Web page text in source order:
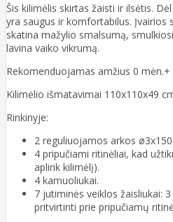
Šis kilimėlis skirtas žaisti ir ilsėtis.
yra saugus ir komfortabilus. Įvairios
skatina mažylio smalsumą,
lavina vaiko vikrumą.
Rekomenduojamas amžius 0 mėn.+
Kilimėlio išmatavimai 110x110x49
Rinkinyje:
2 reguliuojamos arkos
4 pripučiami ritinėliai, kad
aplink kilimėlį).
4 kamuoliukai.
7 jutiminės veiklos žaisliukai:
pritvirtinti prie pripučiamų